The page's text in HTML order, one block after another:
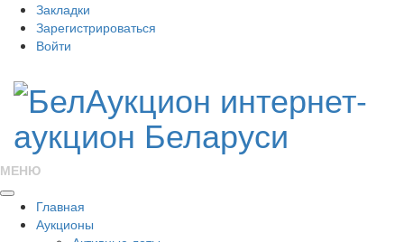
Закладки
Зарегистрироваться
Войти
МЕНЮ
Главная
Аукционы